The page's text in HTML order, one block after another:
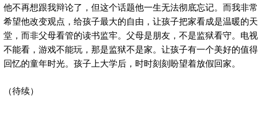
他不再想跟我辩论了，但这个话题他一生无法彻底忘记。而我非常
希望他改变观点，给孩子最大的自由，让孩子把家看成是温暖的天
堂，而非父母看管的读书监牢。父母是朋友，不是监狱看守。电视
不能看，游戏不能玩，那是监狱不是家。让孩子有一个美好的值得
回忆的童年时光。孩子上大学后，时时刻刻盼望着放假回家。
（待续）